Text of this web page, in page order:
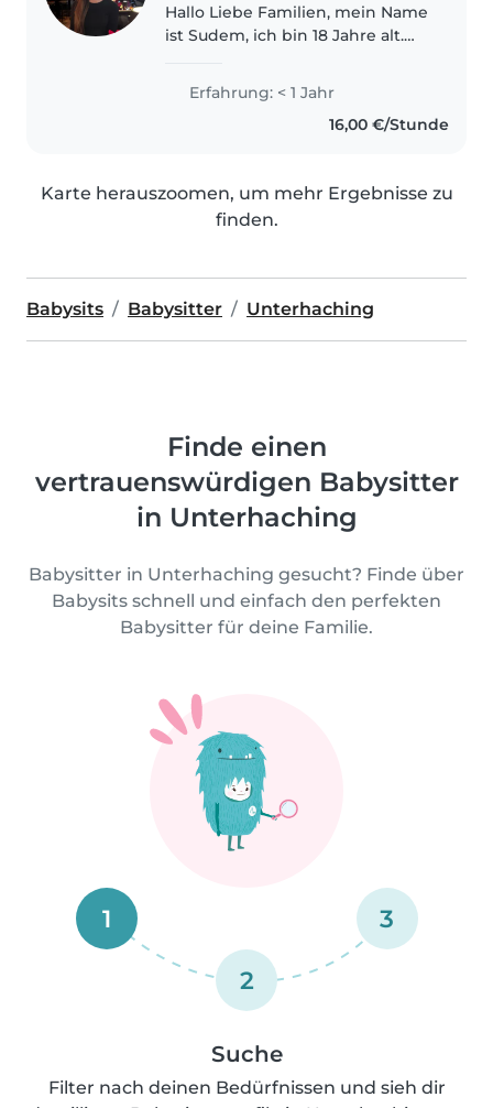
Hallo Liebe Familien, mein Name
ist Sudem, ich bin 18 Jahre alt.
offen. Ich habe fast 1 Jahr in
einer Mittelschule als..
Erfahrung: < 1 Jahr
16,00 €/Stunde
Karte herauszoomen, um mehr Ergebnisse zu
finden.
Babysits Babysitter Unterhaching
Finde einen
vertrauenswürdigen Babysitter
in Unterhaching
Babysitter in Unterhaching gesucht? Finde über
Babysits schnell und einfach den perfekten
Babysitter für deine Familie.
1
2
3
Suche
Filter nach deinen Bedürfnissen und sieh dir